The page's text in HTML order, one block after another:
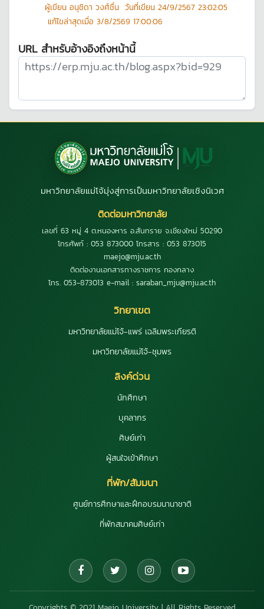
ผู้เขียน อนุชิดา วงศ์ชื่น วันที่เขียน 24/9/2567 23:02:05
แก้ไขล่าสุดเมื่อ 3/8/2569 17:00:06
URL สำหรับอ้างอิงถึงหน้านี้
มหาวิทยาลัยแม่โจ้มุ่งสู่การเป็นมหาวิทยาลัยเชิงนิเวศ
ติดต่อมหาวิทยาลัย
เลขที่ 63 หมู่ 4 ต.หนองหาร อ.สันทราย จ.เชียงใหม่ 50290
โทรศัพท์ : 053 873000 โทรสาร : 053 873015
maejo@mju.ac.th
ติดต่องานเอกสารทางราชการ กองกลาง
โทร. 053-873013 e-mail : saraban_mju@mju.ac.th
วิทยาเขต
มหาวิทยาลัยแม่โจ้-แพร่ เฉลิมพระเกียรติ
มหาวิทยาลัยแม่โจ้-ชุมพร
ลิงค์ด่วน
นักศึกษา
บุคลากร
ศิษย์เก่า
ผู้สนใจเข้าศึกษา
ที่พัก/สัมมนา
ศูนย์การศึกษาและฝึกอบรมนานาชาติ
ที่พักสมาคมศิษย์เก่า